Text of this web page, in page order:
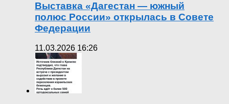
Выставка «Дагестан — южный
полюс России» открылась в Совете
Федерации
11.03.2026 16:26